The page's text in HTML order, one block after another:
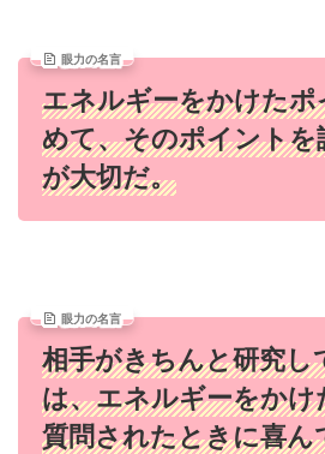
眼力の名言
エネルギーをかけたポ
めて、そのポイントを
が大切だ。
眼力の名言
相手がきちんと研究し
は、エネルギーをか
質問されたときに喜ん